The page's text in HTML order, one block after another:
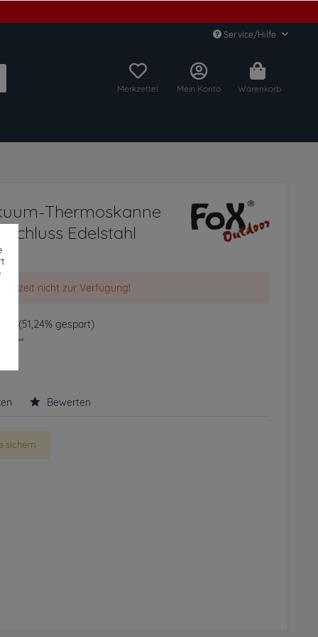
Service/Hilfe
Merkzettel Mein Konto Warenkorb
Thermoskanne
Edelstahl
nicht zur Verfügung!
(51,24% gespart)
Bewerten
sichern